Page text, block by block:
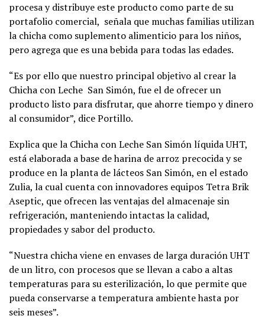
procesa y distribuye este producto como parte de su
portafolio comercial, señala que muchas familias utilizan
la chicha como suplemento alimenticio para los niños,
pero agrega que es una bebida para todas las edades.
“Es por ello que nuestro principal objetivo al crear la
Chicha con Leche San Simón, fue el de ofrecer un
producto listo para disfrutar, que ahorre tiempo y dinero
al consumidor”, dice Portillo.
Explica que la Chicha con Leche San Simón líquida UHT,
está elaborada a base de harina de arroz precocida y se
produce en la planta de lácteos San Simón, en el estado
Zulia, la cual cuenta con innovadores equipos Tetra Brik
Aseptic, que ofrecen las ventajas del almacenaje sin
refrigeración, manteniendo intactas la calidad,
propiedades y sabor del producto.
“Nuestra chicha viene en envases de larga duración UHT
de un litro, con procesos que se llevan a cabo a altas
temperaturas para su esterilización, lo que permite que
pueda conservarse a temperatura ambiente hasta por
seis meses”.